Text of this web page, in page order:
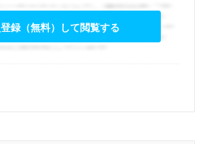
録（無料）して閲覧する